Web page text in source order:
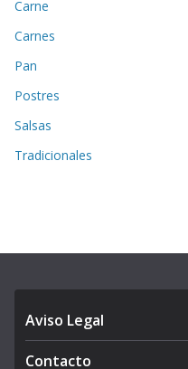
Carne
Carnes
Pan
Postres
Salsas
Tradicionales
Aviso Legal
Contacto